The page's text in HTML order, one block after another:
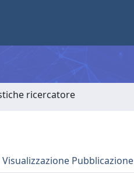
ricercatore
Visualizzazione Pubblicazione